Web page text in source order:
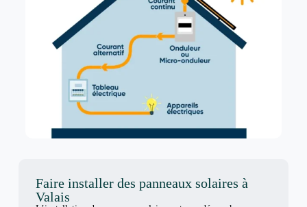
Faire installer des panneaux solaires à
Valais